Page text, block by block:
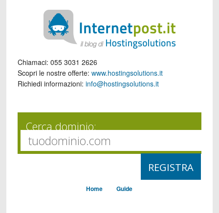
Chiamaci: 055 3031 2626
Scopri le nostre offerte: www.hostingsolutions.it
Richiedi informazioni: info@hostingsolutions.it
Cerca dominio:
Home Guide